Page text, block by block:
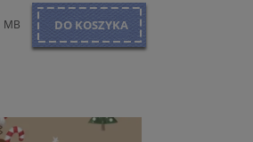
MB DO KOSZYKA